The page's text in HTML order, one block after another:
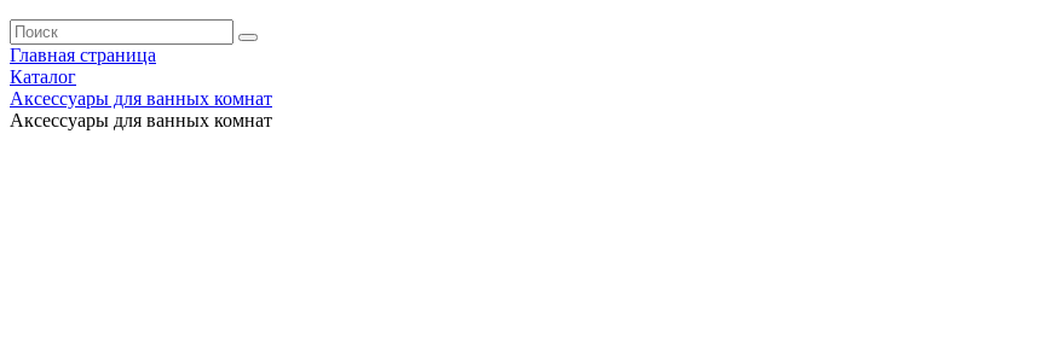
Главная страница
Каталог
Аксессуары для ванных комнат
Аксессуары для ванных комнат